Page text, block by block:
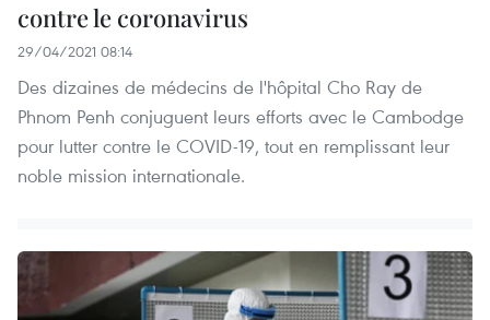
contre le coronavirus
29/04/2021 08:14
Des dizaines de médecins de l'hôpital Cho Ray de
Phnom Penh conjuguent leurs efforts avec le Cambodge
pour lutter contre le COVID-19, tout en remplissant leur
noble mission internationale.